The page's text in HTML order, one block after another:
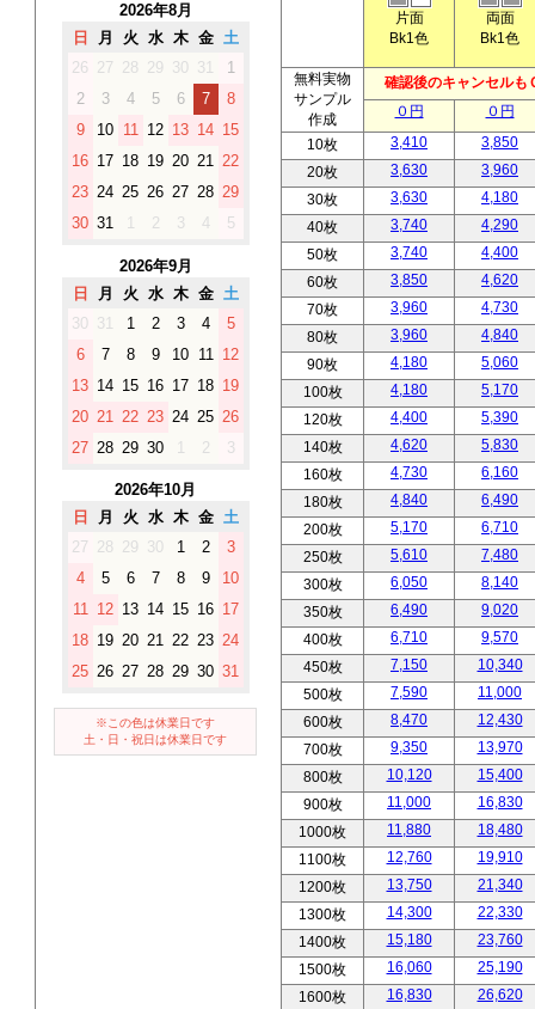
2026年8月
日 月 火 水 木 金
土
26
27 28 29 30 31
1
2
3 4 5 6 7
8
9
10 11 12 13 14 15
16 17 18 19 20 21 22
23 24 25 26 27 28 29
30 31 1 2 3 4 5
2026年9月
日 月 火 水 木 金
土
30 31 1 2 3 4
5
6
7 8 9 10 11
12
13 14 15 16 17 18 19
20 21 22 23 24 25 26
27 28 29 30 2 3
2026年10月
日 月 火 水 木 金
土
27
28 29 30 1 2
3
4
5 6 7 8 9
10
11
12 13 14 15 16 17
18 19 20 21 22 23 24
25 26 27 28 29 30 31
※この色は休業日です
土・日・祝日は休業日です
片面
Bk1色
両面
Bk1色
無料実物
サンプル
作成
確認後のキャンセルも
０円
０円
10枚
3,410
3,850
20枚
3,630
3,960
30枚
3,630
4,180
40枚
3,740
4,290
50枚
3,740
4,400
60枚
3,850
4,620
70枚
3,960
4,730
80枚
3,960
4,840
90枚
4,180
5,060
100枚
4,180
5,170
120枚
4,400
5,390
140枚
4,620
5,830
160枚
4,730
6,160
180枚
4,840
6,490
200枚
5,170
6,710
250枚
5,610
7,480
300枚
6,050
8,140
350枚
6,490
9,020
400枚
6,710
9,570
450枚
7,150
10,340
500枚
7,590
11,000
600枚
8,470
12,430
700枚
9,350
13,970
800枚
10,120
15,400
900枚
11,000
16,830
1000枚
11,880
18,480
1100枚
12,760
19,910
1200枚
13,750
21,340
1300枚
14,300
22,330
1400枚
15,180
23,760
1500枚
16,060
25,190
1600枚
16,830
26,620